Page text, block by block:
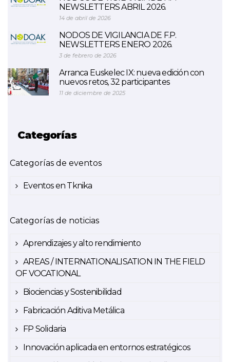
NEWSLETTERS ABRIL 2026.
14 de abril de 2026
NODOS DE VIGILANCIA DE F.P.
NEWSLETTERS ENERO 2026.
3 de febrero de 2026
Arranca Euskelec IX: nueva edición con
nuevos retos, 32 participantes
11 de diciembre de 2025
Categorías
Categorías de eventos
Eventos en Tknika
Categorías de noticias
Aprendizajes y alto rendimiento
AREAS / INTERNATIONALISATION IN THE FIELD
OF VOCATIONAL
Biociencias y Sostenibilidad
Fabricación Aditiva Metálica
FP Solidaria
Innovación aplicada en entornos estratégicos